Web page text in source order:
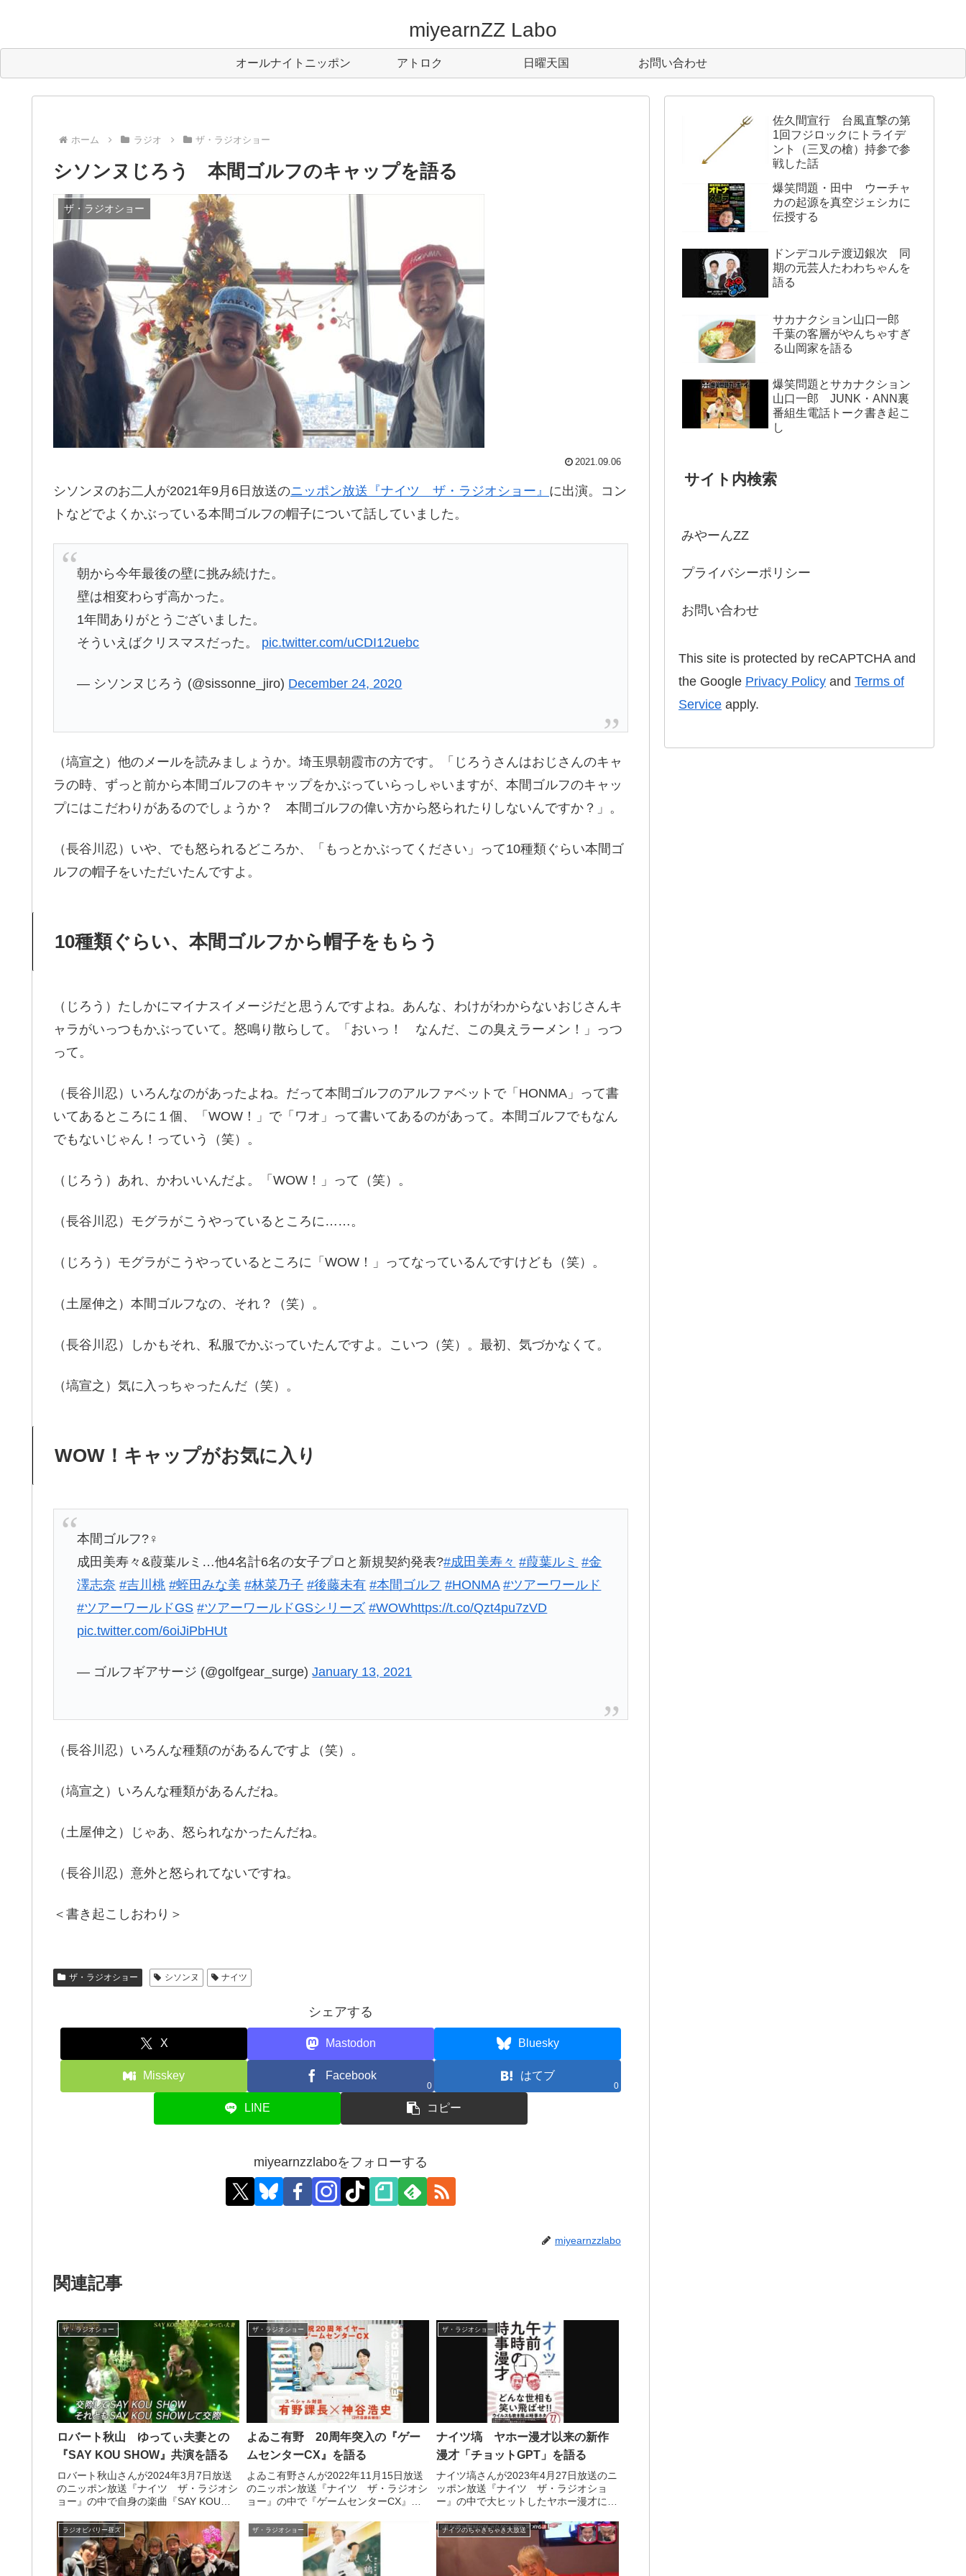
miyearnZZ Labo
オールナイトニッポン アトロク 日曜天国 お問い合わせ
ホーム ラジオ ザ・ラジオショー
シソンヌじろう 本間ゴルフのキャップを語る
ザ・ラジオショー
2021.09.06
シソンヌのお二人が2021年9月6日放送のニッポン放送『ナイツ ザ・ラジオショー』 に出演。コン
トなどでよくかぶっている本間ゴルフの帽子について話していました。
朝から今年最後の壁に挑み続けた。
壁は相変わらず高かった。
1年間ありがとうございました。
そういえばクリスマスだった。 pic.twitter.com/uCDI12uebc
— シソンヌじろう (@sissonne_jiro) December 24, 2020
（塙宣之）他のメールを読みましょうか。埼玉県朝霞市の方です。「じろうさんはおじさんのキャ
ラの時、ずっと前から本間ゴルフのキャップをかぶっていらっしゃいますが、本間ゴルフのキャッ
プにはこだわりがあるのでしょうか？ 本間ゴルフの偉い方から怒られたりしないんですか？」。
（長谷川忍）いや、でも怒られるどころか、「もっとかぶってください」って10種類ぐらい本間ゴ
ルフの帽子をいただいたんですよ。
10種類ぐらい、本間ゴルフから帽子をもらう
（じろう）たしかにマイナスイメージだと思うんですよね。あんな、わけがわからないおじさんキ
ャラがいっつもかぶっていて。怒鳴り散らして。「おいっ！ なんだ、この臭えラーメン！」っつ
って。
（長谷川忍）いろんなのがあったよね。だって本間ゴルフのアルファベットで「HONMA」って書
いてあるところに１個、「WOW！」で「ワオ」って書いてあるのがあって。本間ゴルフでもなん
でもないじゃん！っていう（笑）。
（じろう）あれ、かわいいんだよ。「WOW！」って（笑）。
（長谷川忍）モグラがこうやっているところに……。
（じろう）モグラがこうやっているところに「WOW！」ってなっているんですけども（笑）。
（土屋伸之）本間ゴルフなの、それ？（笑）。
（長谷川忍）しかもそれ、私服でかぶっていたんですよ。こいつ（笑）。最初、気づかなくて。
（塙宣之）気に入っちゃったんだ（笑）。
WOW！キャップがお気に入り
本間ゴルフ?️‍♀️
成田美寿々&葭葉ルミ…他4名計6名の女子プロと新規契約発表?#成田美寿々 #葭葉ルミ #金
澤志奈 #吉川桃 #蛭田みな美 #林菜乃子 #後藤未有 #本間ゴルフ #HONMA #ツアーワールド
#ツアーワールドGS #ツアーワールドGSシリーズ #WOWhttps://t.co/Qzt4pu7zVD
pic.twitter.com/6oiJiPbHUt
— ゴルフギアサージ (@golfgear_surge)January 13, 2021
（長谷川忍）いろんな種類のがあるんですよ（笑）。
（塙宣之）いろんな種類があるんだね。
（土屋伸之）じゃあ、怒られなかったんだね。
（長谷川忍）意外と怒られてないですね。
＜書き起こしおわり＞
ザ・ラジオショー シソンヌ ナイツ
シェアする
X Mastodon Bluesky
Misskey Facebook
0
はてブ
0
LINE コピー
miyearnzzlaboをフォローする
miyearnzzlabo
関連記事
ザ・ラジオショー
ロバート秋山 ゆってぃ夫妻との
『SAY KOU SHOW』共演を語る
ロバート秋山さんが2024年3月7日放送
のニッポン放送『ナイツ ザ・ラジオシ
ョー』の中で自身の楽曲『SAY KOU
っかけや、ゆってぃ夫妻との『SAY
KOU SHOW』共演について話していま
した。
ザ・ラジオショー
よゐこ有野 20周年突入の『ゲー
ムセンターCX』を語る
よゐこ有野さんが2022年11月15日放送
のニッポン放送『ナイツ ザ・ラジオシ
ョー』の中で『ゲームセンターCX』の
イさんと話していました。
ザ・ラジオショー
ナイツ塙 ヤホー漫才以来の新作
漫才「チョットGPT」を語る
ナイツ塙さんが2023年4月27日放送のニ
ッポン放送『ナイツ ザ・ラジオショ
ー』の中で大ヒットしたヤホー漫才に代
GPT」について話していました。
ラジオビバリー昼ズ ザ・ラジオショー ナイツのちゃきちゃき大放送
佐久間宣行 台風直撃の第
1回フジロックにトライデ
ント（三叉の槍）持参で参
戦した話
爆笑問題・田中 ウーチャ
カの起源を真空ジェシカに
伝授する
ドンデコルテ渡辺銀次 同
期の元芸人たわわちゃんを
語る
サカナクション山口一郎
千葉の客層がやんちゃすぎ
る山岡家を語る
爆笑問題とサカナクション
山口一郎 JUNK・ANN裏
番組生電話トーク書き起こ
し
サイト内検索
みやーんZZ
プライバシーポリシー
お問い合わせ
This site is protected by reCAPTCHA and
the Google Privacy Policy and Terms of
Service apply.